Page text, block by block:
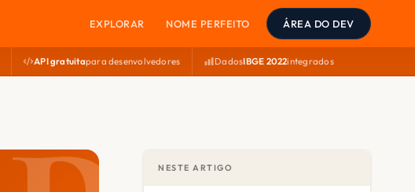
EXPLORAR NOME PERFEITO ÁREA DO DEV
API gratuitapara desenvolvedores DadosIBGE 2022integrados
NESTE ARTIGO